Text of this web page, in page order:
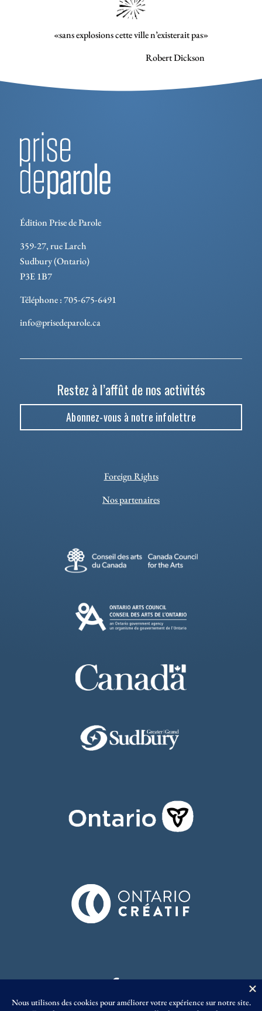
«sans explosions cette ville n’existerait pas»
Robert Dickson
Édition Prise de Parole
359-27, rue Larch
Sudbury (Ontario)
P3E 1B7
Téléphone : 705-675-6491
info@prisedeparole.ca
Restez à l’affût de nos activités
Abonnez-vous à notre infolettre
Foreign Rights
Nos partenaires